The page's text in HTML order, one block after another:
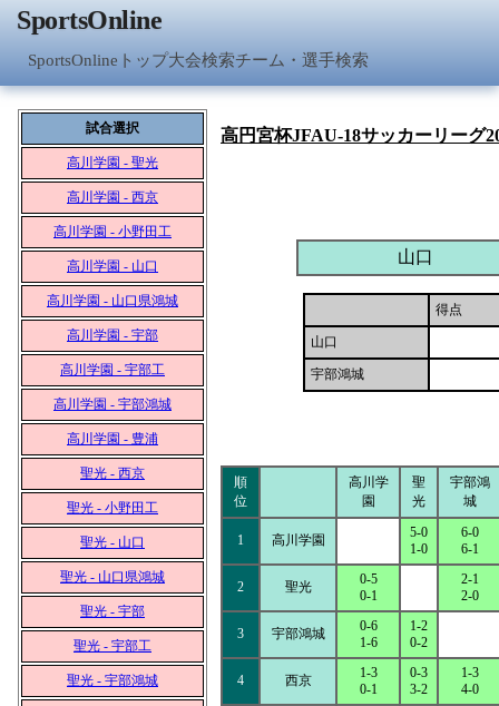
SportsOnline
SportsOnlineトップ大会検索チーム・選手検索
試合選択
高川学園 - 聖光
高川学園 - 西京
高川学園 - 小野田工
高川学園 - 山口
高川学園 - 山口県鴻城
高川学園 - 宇部
高川学園 - 宇部工
高川学園 - 宇部鴻城
高川学園 - 豊浦
聖光 - 西京
聖光 - 小野田工
聖光 - 山口
聖光 - 山口県鴻城
聖光 - 宇部
聖光 - 宇部工
聖光 - 宇部鴻城
高円宮杯JFAU-18サッカーリーグ
山口
得点
山口
宇部鴻城
順
位
高川学
園
聖
光
宇部鴻
城
1 高川学園
5-0
1-0
6-0
6-1
2 聖光
0-5
0-1
2-1
2-0
3 宇部鴻城
0-6
1-6
1-2
0-2
4 西京
1-3
0-1
0-3
3-2
1-3
4-0